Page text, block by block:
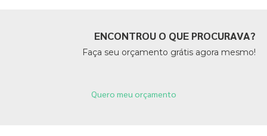
ENCONTROU O QUE PROCURAVA?
Faça seu orçamento grátis agora mesmo!
Quero meu orçamento